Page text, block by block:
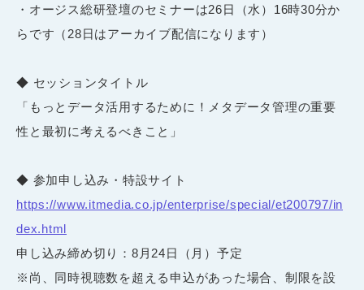
・オージス総研登壇のセミナーは26日（水） 16時30分か
らです（ 28日はアーカイブ配信になります）
◆ セッションタイトル
「もっとデータ活用するために！メタデータ管理の重要
性と最初に考えるべきこと」
◆ 参加申し込み・特設サイト
https://www.itmedia.co.jp/enterprise/special/et200797/in
dex.html
申し込み締め切り：8月24日（月）予定
※尚、同時視聴数を超える申込があった場合、制限を設